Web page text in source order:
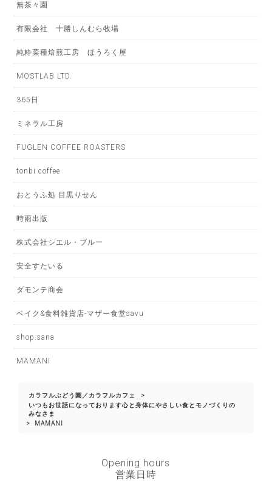
無茶々園
有限会社 十勝しんむら牧場
純粋菜種焙煎工房 ほうろく屋
MOSTLAB LTD.
365日
ミネラル工房
FUGLEN COFFEE ROASTERS
tonbi coffee
おとうふ処 目黒りせん
時雨出版
株式会社シエル・ブルー
安全すたいる
ダモンテ商会
ベイク&食料雑貨店-マザー食堂savu
shop.sana
MAMANI
カラフルぶどう園／カラフルカフェ
>
いつもお世話になっております心と身体にやさしい食とモノづくりの
みなさま
>
MAMANI
Opening hours
営業日時